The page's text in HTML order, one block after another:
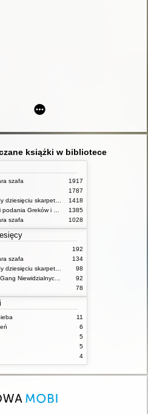
książki w bibliotece
szafa
1917
1787
1418
1385
szafa
1028
192
szafa
134
98
92
78
11
6
5
5
4